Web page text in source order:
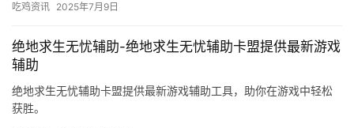
吃鸡资讯 2025年7月9日
绝地求生无忧辅助-绝地求生无忧辅助卡盟提供最新游戏
辅助
绝地求生无忧辅助卡盟提供最新游戏辅助工具，助你在游戏中轻松
获胜。